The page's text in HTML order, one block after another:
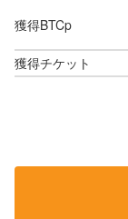
獲得BTCp
獲得チケット